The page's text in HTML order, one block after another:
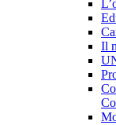
Il